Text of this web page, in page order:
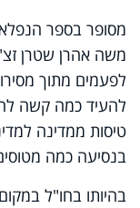
מסופר בספר
משה אהרן שטרן
לפעמים מתוך
להעיד כמה קשה
טיסות ממדינה
בנסיעה כמה
בהיותו בחו"ל